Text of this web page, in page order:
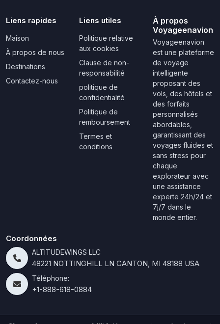
Liens rapides
Maison
À propos de nous
Destinations
Contactez-nous
Liens utiles
Politique relative
aux cookies
Clause de non-
responsabilité
politique de
confidentialité
Politique de
remboursement
Termes et
conditions
À propos
Voyageenavion
Voyageenavion
est une plateforme
de voyage
intelligente
proposant des
vols, des hôtels et
des forfaits
personnalisés
abordables,
garantissant des
voyages fluides et
sans stress pour
chaque
explorateur avec
une assistance
experte 24h/24 et
7j/7 dans le
monde entier.
Coordonnées
ALTITUDEWINGS LLC
48221 NOTTINGHILL LN CANTON, MI 48188 USA
Téléphone:
+1-888-618-0884